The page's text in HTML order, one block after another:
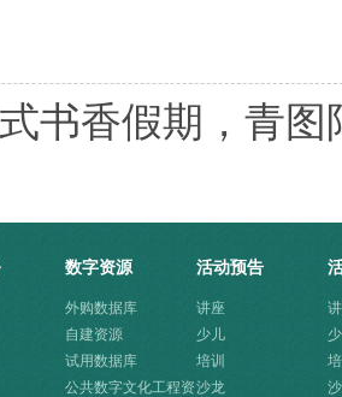
书香假期，青图
数字资源
外购数据库
自建资源
试用数据库
公共数字文化工程资
活动预告
讲座
少儿
培训
沙龙